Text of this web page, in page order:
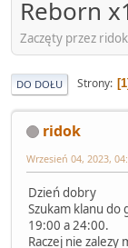
Reborn
Zaczęty przez
DO DOŁU Strony 1
ridok
Wrzesień 04, 2023,
Dzień dobry
Szukam klanu do
19:00 a 24:00.
Raczej nie zalezy